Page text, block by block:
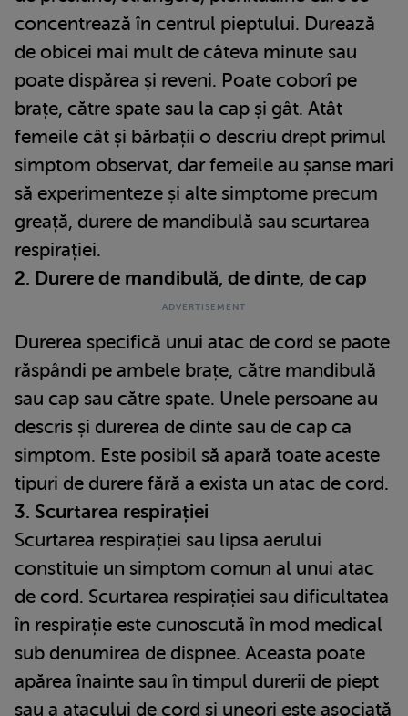
concentrează în centrul pieptului. Durează
de obicei mai mult de câteva minute sau
poate dispărea și reveni. Poate coborî pe
brațe, către spate sau la cap și gât. Atât
femeile cât și bărbații o descriu drept primul
simptom observat, dar femeile au șanse mari
să experimenteze și alte simptome precum
greață, durere de mandibulă sau scurtarea
respirației.
2. Durere de mandibulă, de dinte, de cap
Durerea specifică unui atac de cord se paote
răspândi pe ambele brațe, către mandibulă
sau cap sau către spate. Unele persoane au
descris și durerea de dinte sau de cap ca
simptom. Este posibil să apară toate aceste
tipuri de durere fără a exista un atac de cord.
3. Scurtarea respirației
Scurtarea respirației sau lipsa aerului
constituie un simptom comun al unui atac
de cord. Scurtarea respirației sau dificultatea
în respirație este cunoscută în mod medical
sub denumirea de dispnee. Aceasta poate
apărea înainte sau în timpul durerii de piept
sau a atacului de cord și uneori este asociată